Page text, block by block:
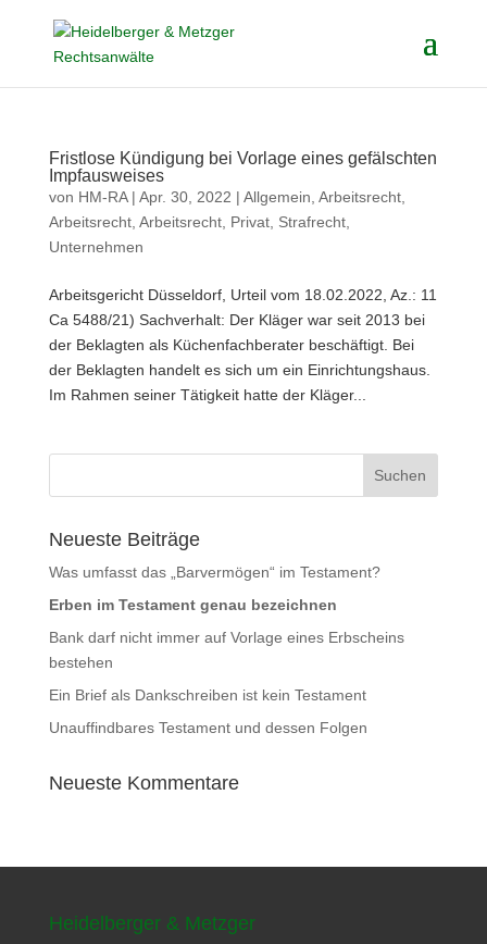
Fristlose Kündigung bei Vorlage eines gefälschten
Impfausweises
von HM-RA| Apr. 30, 2022 | Allgemein Arbeitsrecht,
Arbeitsrecht, Arbeitsrecht, Privat, Strafrecht,
Unternehmen
Arbeitsgericht Düsseldorf, Urteil vom 18.02.2022, Az.: 11
Ca 5488/21) Sachverhalt: Der Kläger war seit 2013 bei
der Beklagten als Küchenfachberater beschäftigt. Bei
der Beklagten handelt es sich um ein Einrichtungshaus.
Im Rahmen seiner Tätigkeit hatte der Kläger...
Suchen
Neueste Beiträge
Was umfasst das „Barvermögen“ im Testament?
Erben im Testament genau bezeichnen
Bank darf nicht immer auf Vorlage eines Erbscheins
bestehen
Ein Brief als Dankschreiben ist kein Testament
Unauffindbares Testament und dessen Folgen
Neueste Kommentare
Heidelberger & Metzger